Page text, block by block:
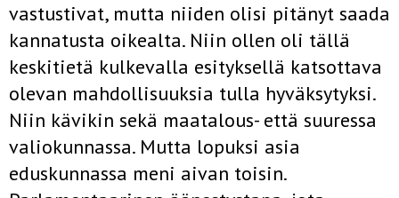
vastustivat, mutta niiden olisi pitänyt saada
kannatusta oikealta. Niin ollen oli tällä
keskitietä kulkevalla esityksellä katsottava
olevan mahdollisuuksia tulla hyväksytyksi.
Niin kävikin sekä maatalous- että suuressa
valiokunnassa. Mutta lopuksi asia
eduskunnassa meni aivan toisin.